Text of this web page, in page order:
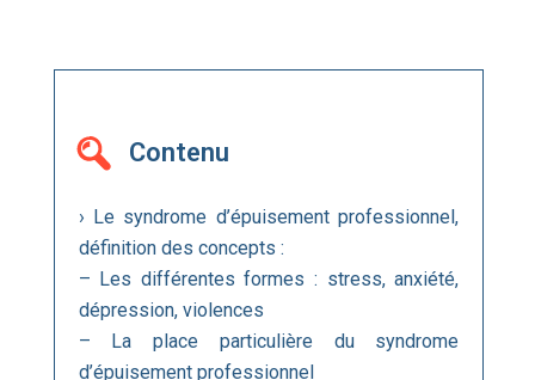
Contenu
› Le syndrome d’épuisement professionnel,
définition des concepts :
– Les différentes formes : stress, anxiété,
dépression, violences
– La place particulière du syndrome
d’épuisement professionnel